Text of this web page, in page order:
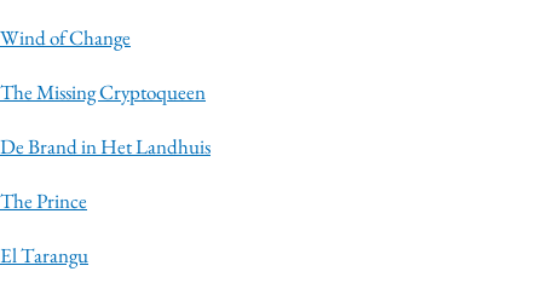
Wind of Change
The Missing Cryptoqueen
De Brand in Het Landhuis
The Prince
El Tarangu